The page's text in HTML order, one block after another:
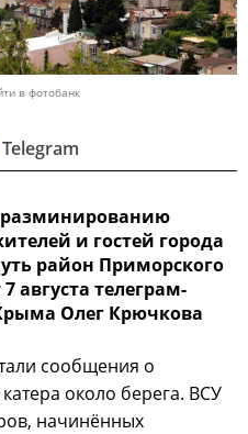
в фотобанк
Telegram
разминированию
и гостей города
район Приморского
августа телеграм-
Олег Крючкова
сообщения о
около берега. ВСУ
начинённых